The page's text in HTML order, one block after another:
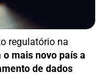
regulatório na
o mais novo país a
de dados